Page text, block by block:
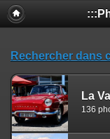
Rechercher dans
136